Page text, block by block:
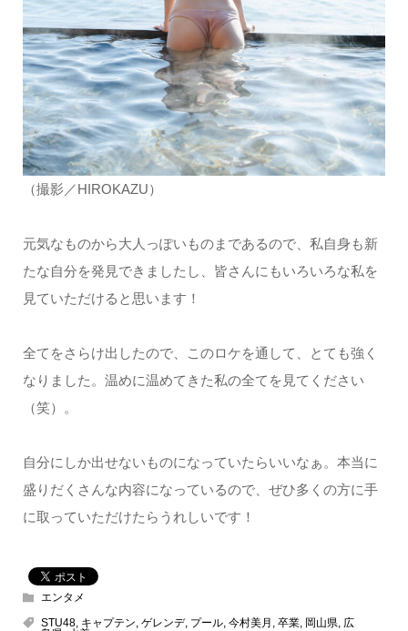
（撮影／HIROKAZU）
元気なものから大人っぽいものまであるので、私自身も新
たな自分を発見できましたし、皆さんにもいろいろな私を
見ていただけると思います！
全てをさらけ出したので、このロケを通して、とても強く
なりました。温めに温めてきた私の全てを見てください
（笑）。
自分にしか出せないものになっていたらいいなぁ。本当に
盛りだくさんな内容になっているので、ぜひ多くの方に手
に取っていただけたらうれしいです！
エンタメ
STU48, キャプテン, ゲレンデ, プール, 今村美月 , 卒業, 岡山県, 広